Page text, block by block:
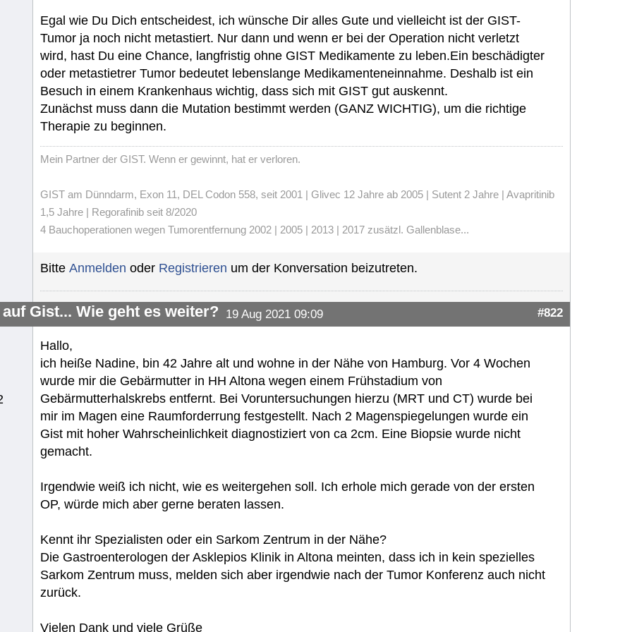
Egal wie Du Dich entscheidest, ich wünsche Dir alles Gute und vielleicht ist der GIST-
Tumor ja noch nicht metastiert. Nur dann und wenn er bei der Operation nicht verletzt
wird, hast Du eine Chance, langfristig ohne GIST Medikamente zu leben.Ein beschädigter
oder metastietrer Tumor bedeutet lebenslange Medikamenteneinnahme. Deshalb ist ein
Besuch in einem Krankenhaus wichtig, dass sich mit GIST gut auskennt.
Zunächst muss dann die Mutation bestimmt werden (GANZ WICHTIG), um die richtige
Therapie zu beginnen.
Mein Partner der GIST. Wenn er gewinnt, hat er verloren.
GIST am Dünndarm, Exon 11, DEL Codon 558, seit 2001 | Glivec 12 Jahre ab 2005 | Sutent 2 Jahre | Avapritinib
1,5 Jahre | Regorafinib seit 8/2020
4 Bauchoperationen wegen Tumorentfernung 2002 | 2005 | 2013 | 2017 zusätzl. Gallenblase...
Bitte Anmelden oder Registrieren um der Konversation beizutreten.
Gist... Wie geht es weiter? 19 Aug 2021 09:09 #822
Hallo,
ich heiße Nadine, bin 42 Jahre alt und wohne in der Nähe von Hamburg. Vor 4 Wochen
wurde mir die Gebärmutter in HH Altona wegen einem Frühstadium von
Gebärmutterhalskrebs entfernt. Bei Voruntersuchungen hierzu (MRT und CT) wurde bei
mir im Magen eine Raumforderrung festgestellt. Nach 2 Magenspiegelungen wurde ein
Gist mit hoher Wahrscheinlichkeit diagnostiziert von ca 2cm. Eine Biopsie wurde nicht
gemacht.
Irgendwie weiß ich nicht, wie es weitergehen soll. Ich erhole mich gerade von der ersten
OP, würde mich aber gerne beraten lassen.
Kennt ihr Spezialisten oder ein Sarkom Zentrum in der Nähe?
Die Gastroenterologen der Asklepios Klinik in Altona meinten, dass ich in kein spezielles
Sarkom Zentrum muss, melden sich aber irgendwie nach der Tumor Konferenz auch nicht
zurück.
Vielen Dank und viele Grüße